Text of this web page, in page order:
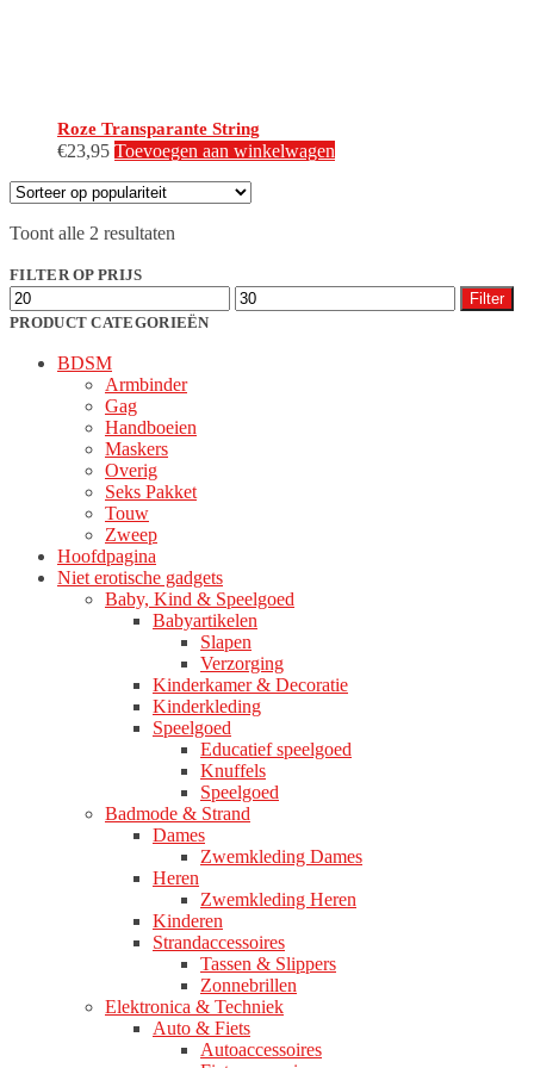
Roze Transparante String
€23,95 Toevoegen aan winkelwagen
Toont alle 2 resultaten
FILTER OP PRIJS
Min.
prijs
Max.
prijs
Filter
PRODUCT CATEGORIEËN
BDSM
Armbinder
Gag
Handboeien
Maskers
Overig
Seks Pakket
Touw
Zweep
Hoofdpagina
Niet erotische gadgets
Baby, Kind & Speelgoed
Babyartikelen
Slapen
Verzorging
Kinderkamer & Decoratie
Kinderkleding
Speelgoed
Educatief speelgoed
Knuffels
Speelgoed
Badmode & Strand
Dames
Zwemkleding Dames
Heren
Zwemkleding Heren
Kinderen
Strandaccessoires
Tassen & Slippers
Zonnebrillen
Elektronica & Techniek
Auto & Fiets
Autoaccessoires